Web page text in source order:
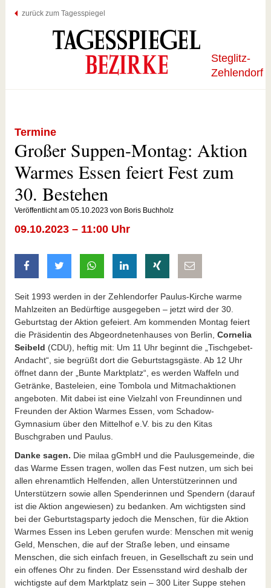
zurück zum Tagesspiegel
Steglitz-
Zehlendorf
Termine
Großer Suppen-Montag: Aktion
Warmes Essen feiert Fest zum
30. Bestehen
Veröffentlicht am 05.10.2023 von Boris Buchholz
09.10.2023 – 11:00 Uhr
auf Facebook teilen
auf Twitter teilenmit Whatsapp teilen
auf LinkedIn teilen
auf Xing teilen
Seit 1993 werden in der Zehlendorfer Paulus-Kirche warme
Mahlzeiten an Bedürftige ausgegeben – jetzt wird der 30.
Geburtstag der Aktion gefeiert. Am kommenden Montag feiert
die Präsidentin des Abgeordnetenhauses von Berlin, Cornelia
Seibeld (CDU), heftig mit: Um 11 Uhr beginnt die „Tischgebet-
Andacht“, sie begrüßt dort die Geburtstagsgäste. Ab 12 Uhr
öffnet dann der „Bunte Marktplatz“, es werden Waffeln und
Getränke, Basteleien, eine Tombola und Mitmachaktionen
angeboten. Mit dabei ist eine Vielzahl von Freundinnen und
Freunden der Aktion Warmes Essen, vom Schadow-
Gymnasium über den Mittelhof e.V. bis zu den Kitas
Buschgraben und Paulus.
Danke sagen. Die milaa gGmbH und die Paulusgemeinde, die
das Warme Essen tragen, wollen das Fest nutzen, um sich bei
allen ehrenamtlich Helfenden, allen Unterstützerinnen und
Unterstützern sowie allen Spenderinnen und Spendern (darauf
ist die Aktion angewiesen) zu bedanken. Am wichtigsten sind
bei der Geburtstagsparty jedoch die Menschen, für die Aktion
Warmes Essen ins Leben gerufen wurde: Menschen mit wenig
Geld, Menschen, die auf der Straße leben, und einsame
Menschen, die sich einfach freuen, in Gesellschaft zu sein und
ein offenes Ohr zu finden. Der Essensstand wird deshalb der
wichtigste auf dem Marktplatz sein – 300 Liter Suppe stehen